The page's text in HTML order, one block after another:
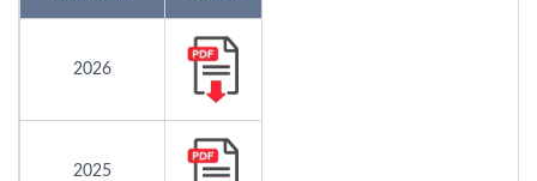
2026
2025